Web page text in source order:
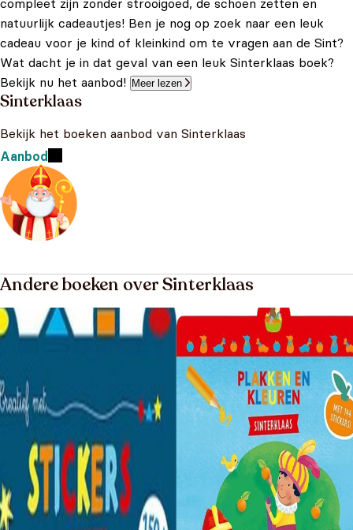
compleet zijn zonder strooigoed, de schoen zetten en
natuurlijk cadeautjes! Ben je nog op zoek naar een leuk
cadeau voor je kind of kleinkind om te vragen aan de Sint?
Wat dacht je in dat geval van een leuk Sinterklaas boek?
Bekijk nu het aanbod!
Meer lezen
Sinterklaas
Bekijk het boeken aanbod van Sinterklaas
Aanbod
Andere boeken over Sinterklaas